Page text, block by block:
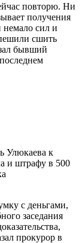
повторю. Ни
получения
сил и
сшить
бывший
Улюкаева к
и штрафу в 500
с деньгами,
заседания
прокурор в